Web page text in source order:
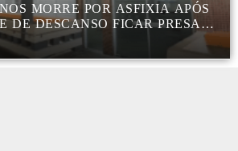
MORRE POR ASFIXIA APÓS
DE DESCANSO FICAR PRESA
MARÍLIA